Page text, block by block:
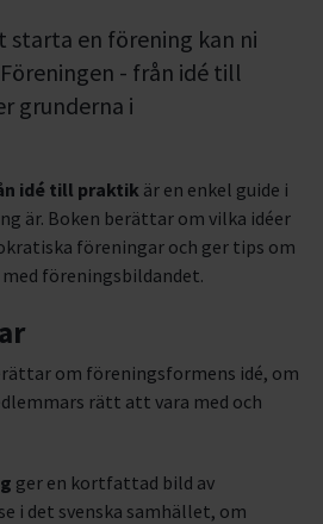
starta en förening kan ni
- från idé till
grunderna i
idé till praktik är en enkel guide i
är. Boken berättar om vilka idéer
föreningar och ger tips om
föreningsbildandet.
om föreningsformens idé, om
rätt att vara med och
ger en kortfattad bild av
i det svenska samhället, om